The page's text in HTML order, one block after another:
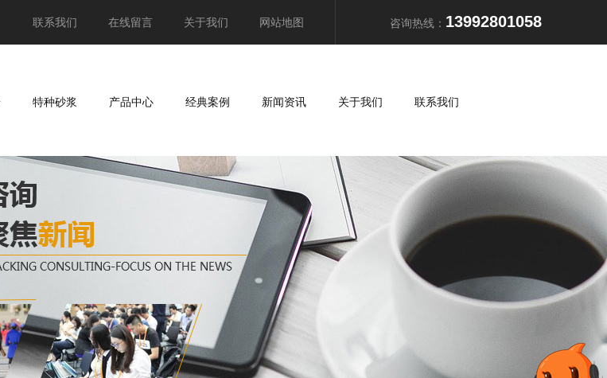
联系我们 在线留言 关于我们 网站地图 咨询热线： 13992801058
特种砂浆 产品中心 经典案例 新闻资讯 关于我们 联系我们